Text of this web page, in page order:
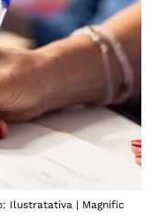
Ilustratativa | Magnific